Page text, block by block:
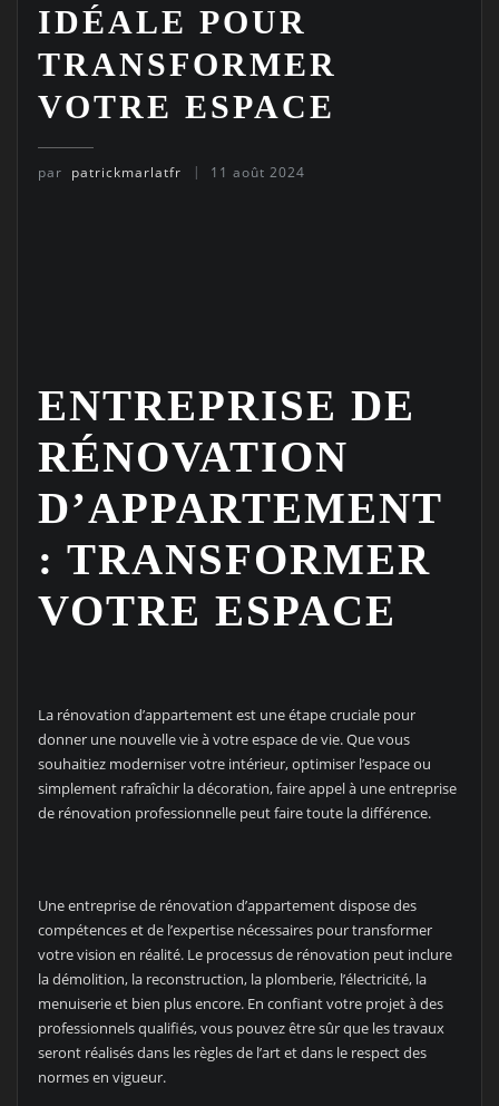
IDÉALE POUR
TRANSFORMER
VOTRE ESPACE
par patrickmarlatfr 11 août 2024
ENTREPRISE DE
RÉNOVATION
D’APPARTEMENT
: TRANSFORMER
VOTRE ESPACE
La rénovation d’appartement est une étape cruciale pour
donner une nouvelle vie à votre espace de vie. Que vous
souhaitiez moderniser votre intérieur, optimiser l’espace ou
simplement rafraîchir la décoration, faire appel à une entreprise
de rénovation professionnelle peut faire toute la différence.
Une entreprise de rénovation d’appartement dispose des
compétences et de l’expertise nécessaires pour transformer
votre vision en réalité. Le processus de rénovation peut inclure
la démolition, la reconstruction, la plomberie, l’électricité, la
menuiserie et bien plus encore. En confiant votre projet à des
professionnels qualifiés, vous pouvez être sûr que les travaux
seront réalisés dans les règles de l’art et dans le respect des
normes en vigueur.